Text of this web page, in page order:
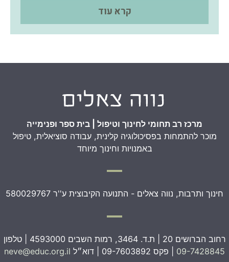
קרא עוד
מרכז רב תחומי לחינוך וטיפול | בית ספר ופנימייה
מוכר להתמחות בפסיכולוגיה קלינית, עבודה סוציאלית, טיפול
באמנויות וחינוך מיוחד
חינוך ותרבות, נווה צאלים - התנועה הקיבוצית ע''ר 580029767
רחוב הברושים 20 | ת.ד. 3464, רמות השבים 4593000 | טלפון
09-7428845 | פקס 09-7603892 | דוא״ל neve@educ.org.il